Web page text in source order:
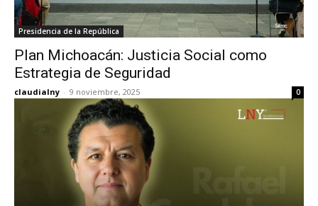
Presidencia de la República
Plan Michoacán: Justicia Social como
Estrategia de Seguridad
claudialny - 9 noviembre, 2025 0